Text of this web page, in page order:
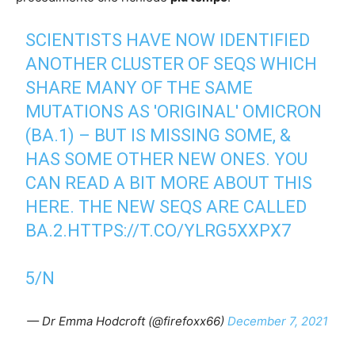
SCIENTISTS HAVE NOW IDENTIFIED
ANOTHER CLUSTER OF SEQS WHICH
SHARE MANY OF THE SAME
MUTATIONS AS 'ORIGINAL' OMICRON
(BA.1) – BUT IS MISSING SOME, &
HAS SOME OTHER NEW ONES. YOU
CAN READ A BIT MORE ABOUT THIS
HERE. THE NEW SEQS ARE CALLED
BA.2.HTTPS://T.CO/YLRG5XXPX7
5/N
— Dr Emma Hodcroft (@firefoxx66) December 7, 2021